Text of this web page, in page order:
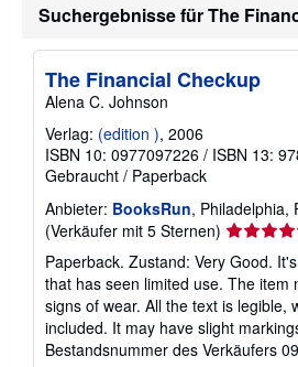
a
t
V
s
a
n
o
s
t
n
Suchergebnisse für The
The Financial Checkup
Alena C. Johnson
Verlag: (edition ), 2006
ISBN 10: 0977097226 / ISBN 13:
Gebraucht / Paperback
Anbieter: BooksRun, Philadelphia,
(Verkäufer mit 5 Sternen)
von
5
Sternen
Paperback. Zustand: Very Good.
that has seen limited use. The item
signs of wear. All the text is legible,
included. It may have slight
Bestandsnummer des Verkäufers